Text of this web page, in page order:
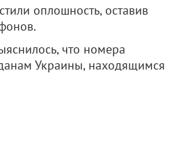
оплошность, оставив
что номера
Украины, находящимся